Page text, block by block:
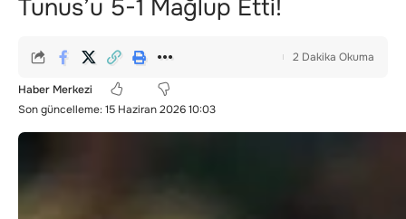
Tunus’u 5-1 Mağlup Etti!
Son güncelleme: 15 Haziran 2026 10:03
Haber Merkezi
2 Dakika Okuma